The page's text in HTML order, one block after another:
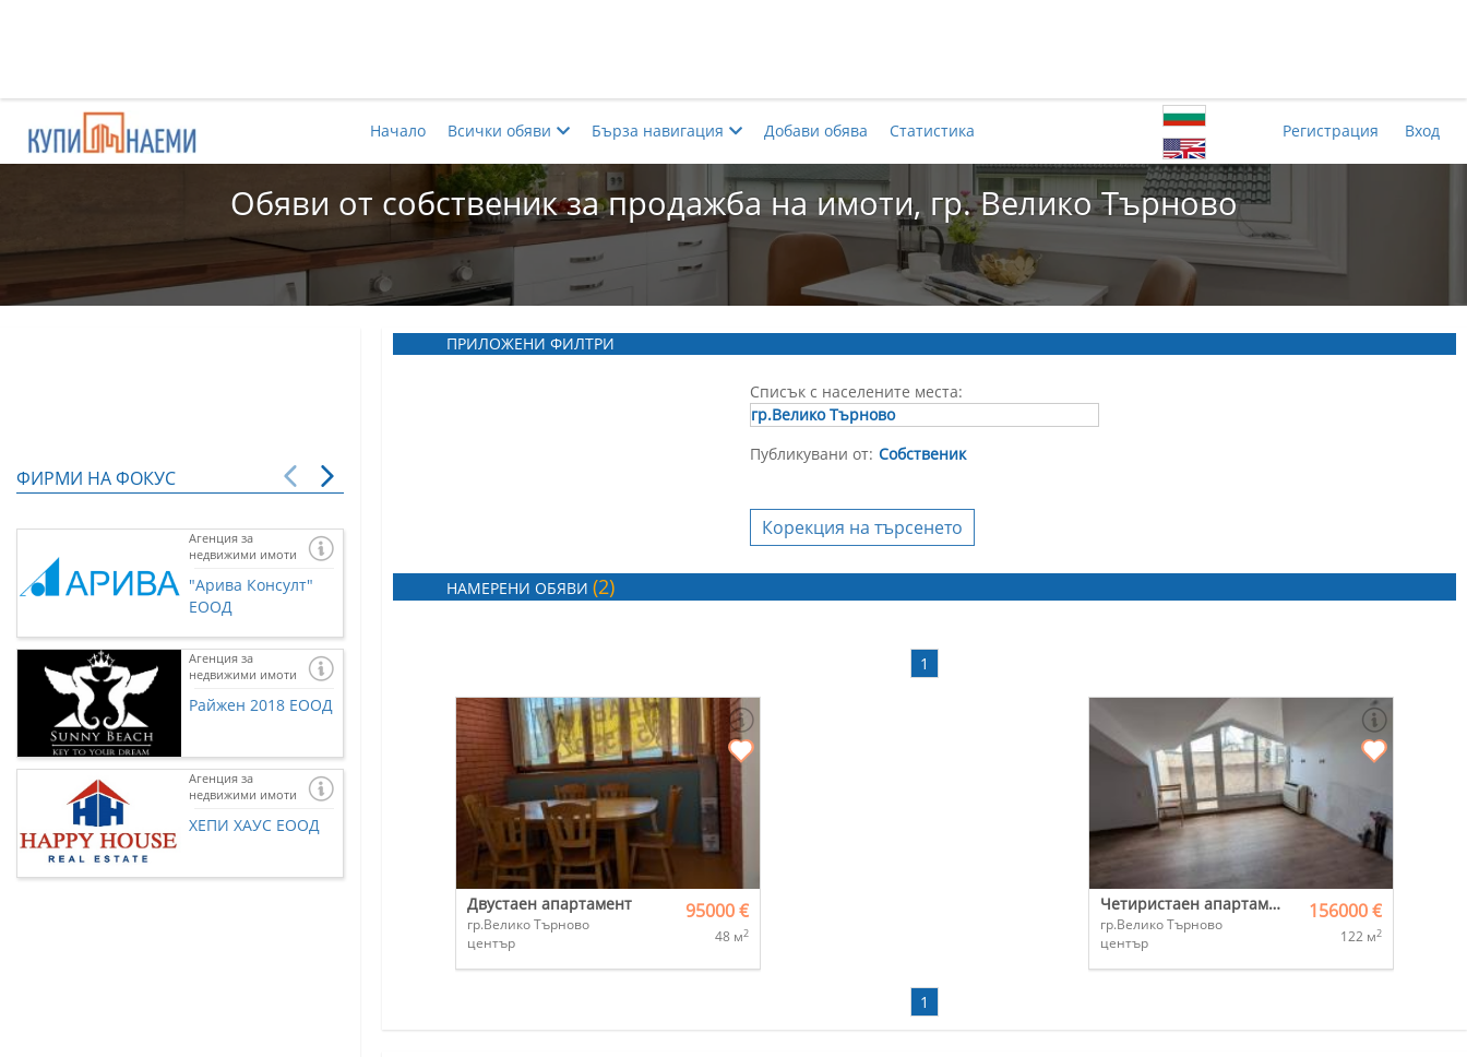
Регистрация Вход
Начало Всички обяви Бърза навигация Добави обява Статистика
Обяви от собственик за продажба на имоти, гр. Велико Търново
ФИРМИ НА ФОКУС
Агенция за
недвижими имоти
"Арива Консулт"
ЕООД
Агенция за
недвижими имоти
Райжен 2018 ЕООД
Агенция за
недвижими имоти
ХЕПИ ХАУС ЕООД
iHOME Real Estate
MyVision Real estate
Ако желаете и вашата фирма да бъдете
представена тук, моля, свържете се с
контактите ни
ПРИЛОЖЕНИ ФИЛТРИ
Списък с населените места:
гр.Велико Търново
Публикувани от: Собственик
Корекция на търсенето
НАМЕРЕНИ ОБЯВИ (2)
1
Двустаен апартамент
гр.Велико Търново
център
95000 €
48 м2
Четиристаен апартамент
гр.Велико Търново
център
156000 €
122 м2
1